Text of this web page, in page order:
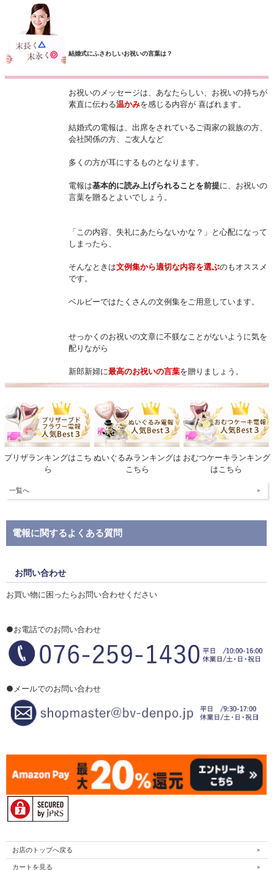
結婚式にふさわしいお祝いの言葉は？
お祝いのメッセージは、あなたらしい、お祝いの持ちが
素直に伝わる温かみを感じる内容が 喜ばれます。
結婚式の電報は、出席をされているご両家の親族の方、
会社関係の方、ご友人など
多くの方が耳にするものとなります。
電報は基本的に読み上げられることを前提に、お祝いの
言葉を贈るとよいでしょう。
「この内容、失礼にあたらないかな？」と心配になって
しまったら、
そんなときは文例集から適切な内容を選ぶのもオススメ
です。
ベルビーではたくさんの文例集をご用意しています。
せっかくのお祝いの文章に不躾なことがないように気を
配りながら
新郎新婦に最高のお祝いの言葉を贈りましょう。
プリザランキングはこち
ら
ぬいぐるみランキングは
こちら
おむつケーキランキング
はこちら
一覧へ
電報に関するよくある質問
お問い合わせ
お買い物に困ったらお問い合わせください
●お電話でのお問い合わせ
●メールでのお問い合わせ
お店のトップへ戻る
カートを見る